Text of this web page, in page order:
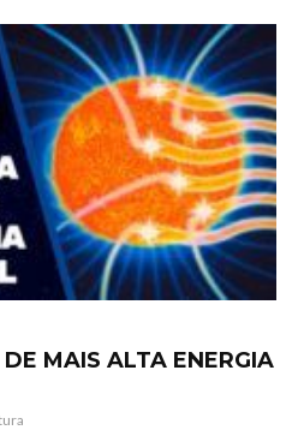
MAIS ALTA ENERGIA